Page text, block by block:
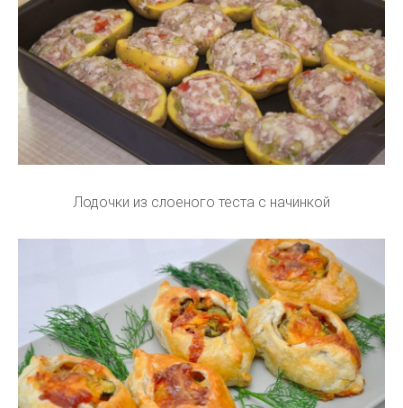
Лодочки из слоеного теста с начинкой